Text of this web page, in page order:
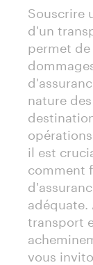
Souscrire
d'un
permet
nature
il est
comment
adéquate.
transport
vous